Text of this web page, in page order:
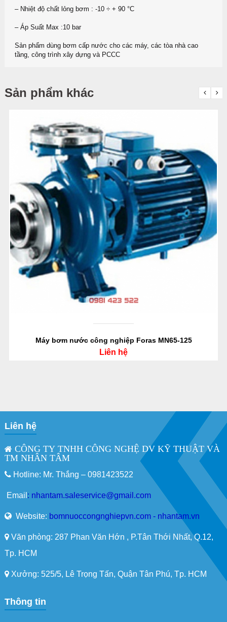
– Nhiệt độ chất lỏng bơm : -10 ÷ + 90 °C
– Áp Suất Max :10 bar
Sản phẩm dùng bơm cấp nước cho các máy, các tòa nhà cao
tầng, công trình xây dựng và PCCC
Sản phẩm khác
Máy bơm nước công nghiệp Foras MN65-125
Liên hệ
Liên hệ
CÔNG TY TNHH CÔNG NGHỆ DV KỸ THUẬT VÀ
TM NHÂN TÂM
Hotline: Mr. Thắng – 0981423522
Email : nhantam.saleservice@gmail.com
Website: bomnuoccongnghiepvn.com - nhantam.vn
Văn phòng: 287 Phan Văn Hớn , P.Tân Thới Nhất, Q.12,
Tp. HCM
Xưởng: 525/5, Lê Trọng Tấn, Quận Tân Phú, Tp. HCM
Thông tin